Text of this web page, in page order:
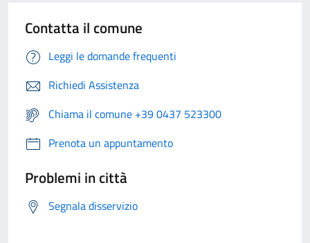
Contatta il comune
Leggi le domande frequenti
Richiedi Assistenza
Chiama il comune +39 0437 523300
Prenota un appuntamento
Problemi in città
Segnala disservizio